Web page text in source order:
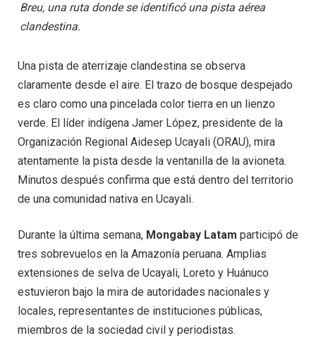
Breu, una ruta donde se identificó una pista aérea
clandestina.
Una pista de aterrizaje clandestina se observa
claramente desde el aire. El trazo de bosque despejado
es claro como una pincelada color tierra en un lienzo
verde. El líder indígena Jamer López, presidente de la
Organización Regional Aidesep Ucayali (ORAU), mira
atentamente la pista desde la ventanilla de la avioneta.
Minutos después confirma que está dentro del territorio
de una comunidad nativa en Ucayali.
Durante la última semana, Mongabay Latam participó de
tres sobrevuelos en la Amazonía peruana. Amplias
extensiones de selva de Ucayali, Loreto y Huánuco
estuvieron bajo la mira de autoridades nacionales y
locales, representantes de instituciones públicas,
miembros de la sociedad civil y periodistas.